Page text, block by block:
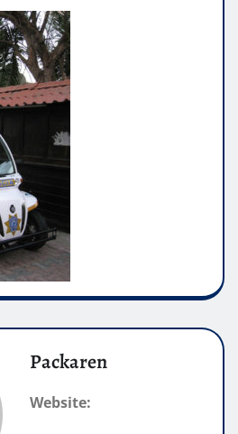
Packaren
Website: